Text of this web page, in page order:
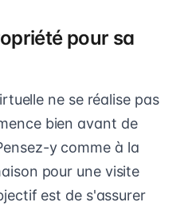
pour sa
ne se réalise pas
bien avant de
y comme à la
pour une visite
est de s'assurer